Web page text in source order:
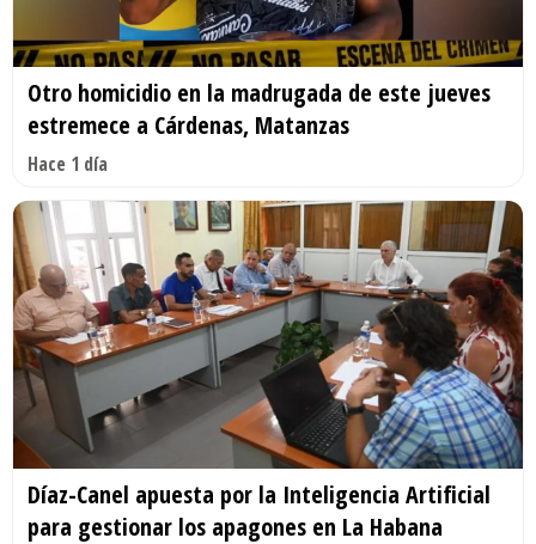
Otro homicidio en la madrugada de este jueves
estremece a Cárdenas, Matanzas
Hace 1 día
Díaz-Canel apuesta por la Inteligencia Artificial
para gestionar los apagones en La Habana